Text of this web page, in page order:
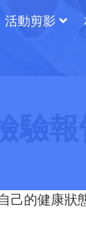
活動剪影
己的健康狀